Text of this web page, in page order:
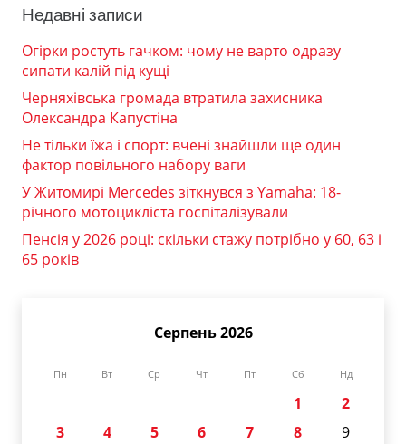
Недавні записи
Огірки ростуть гачком: чому не варто одразу
сипати калій під кущі
Черняхівська громада втратила захисника
Олександра Капустіна
Не тільки їжа і спорт: вчені знайшли ще один
фактор повільного набору ваги
У Житомирі Mercedes зіткнувся з Yamaha: 18-
річного мотоцикліста госпіталізували
Пенсія у 2026 році: скільки стажу потрібно у 60, 63 і
65 років
Серпень 2026
Пн Вт Ср Чт Пт Сб Нд
1
2
3
4 5 6 7 8
9